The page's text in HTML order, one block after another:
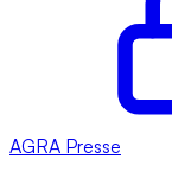
AGRA Presse